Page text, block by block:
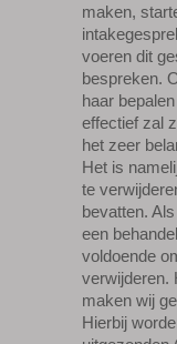
maken,
voeren dit
bespreken.
haar
effectief zal
het zeer
Het is
te
bevatten.
een
voldoende
verwijderen.
maken wij
Hierbij